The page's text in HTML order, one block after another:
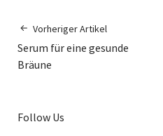
Vorheriger Artikel
Serum für eine gesunde
Bräune
Follow Us